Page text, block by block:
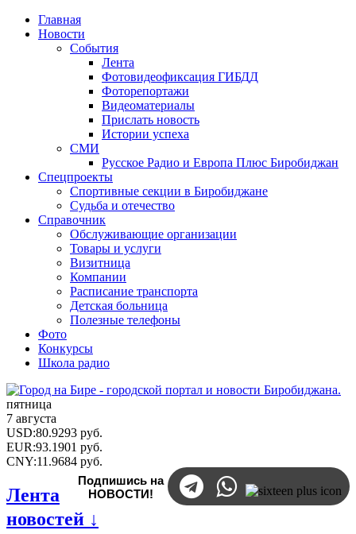
Главная
Новости
События
Лента
Фотовидеофиксация ГИБДД
Фоторепортажи
Видеоматериалы
Прислать новость
Истории успеха
СМИ
Русское Радио и Европа Плюс Биробиджан
Спецпроекты
Спортивные секции в Биробиджане
Судьба и отечество
Справочник
Обслуживающие организации
Товары и услуги
Визитница
Компании
Расписание транспорта
Детская больница
Полезные телефоны
Фото
Конкурсы
Школа радио
пятница
7 августа
USD:80.9293 руб.
EUR:93.1901 руб.
CNY:11.9684 руб.
Подпишись на
НОВОСТИ!
Лента
новостей ↓